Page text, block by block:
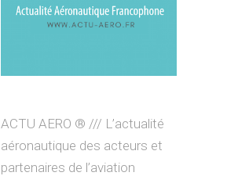
ACTU AERO ® /// L’actualité
aéronautique des acteurs et
partenaires de l’aviation